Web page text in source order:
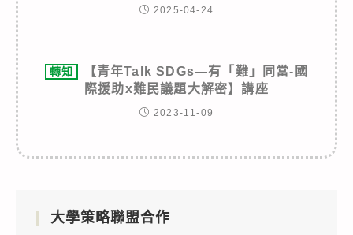
2025-04-24
轉知
【青年Talk SDGs—有「難」同當-國
際援助x難民議題大解密】講座
2023-11-09
大學策略聯盟合作